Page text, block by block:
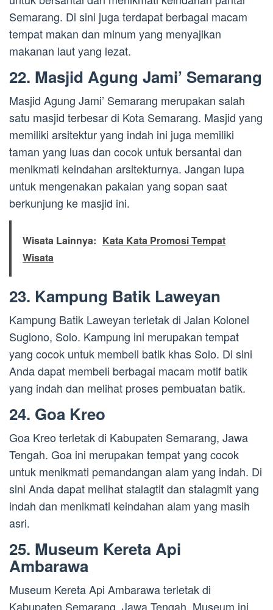
Semarang. Di sini juga terdapat berbagai macam
tempat makan dan minum yang menyajikan
makanan laut yang lezat.
22. Masjid Agung Jami’ Semarang
Masjid Agung Jami’ Semarang merupakan salah
satu masjid terbesar di Kota Semarang. Masjid yang
memiliki arsitektur yang indah ini juga memiliki
taman yang luas dan cocok untuk bersantai dan
menikmati keindahan arsitekturnya. Jangan lupa
untuk mengenakan pakaian yang sopan saat
berkunjung ke masjid ini.
Wisata Lainnya: Kata Kata Promosi Tempat
Wisata
23. Kampung Batik Laweyan
Kampung Batik Laweyan terletak di Jalan Kolonel
Sugiono, Solo. Kampung ini merupakan tempat
yang cocok untuk membeli batik khas Solo. Di sini
Anda dapat membeli berbagai macam motif batik
yang indah dan melihat proses pembuatan batik.
24. Goa Kreo
Goa Kreo terletak di Kabupaten Semarang, Jawa
Tengah. Goa ini merupakan tempat yang cocok
untuk menikmati pemandangan alam yang indah. Di
sini Anda dapat melihat stalagtit dan stalagmit yang
indah dan menikmati keindahan alam yang masih
asri.
25. Museum Kereta Api
Ambarawa
Museum Kereta Api Ambarawa terletak di
Kabupaten Semarang, Jawa Tengah. Museum ini